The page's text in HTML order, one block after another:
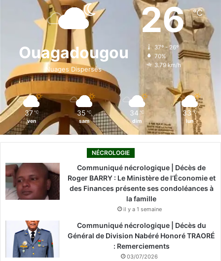
e
b
o
k
i
n
t
a
g
r
T
o
k
Ouagadougou
Nuages Dispersés
26℃
37º - 26º
70%
3.79 km/h
37 ℃
ven
35 ℃
sam
34 ℃
dim
33 ℃
lun
NÉCROLOGIE
Communiqué nécrologique | Décès de
Roger BARRY : Le Ministère de l’Économie et
des Finances présente ses condoléances à
la famille
il y a 1 semaine
Communiqué nécrologique | Décès du
Général de Division Nabéré Honoré TRAORÉ
: Remerciements
03/07/2026